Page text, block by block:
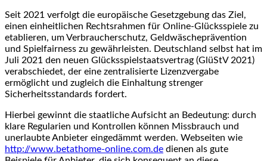
Seit 2021 verfolgt die europäische Gesetzgebung das Ziel,
einen einheitlichen Rechtsrahmen für Online-Glücksspiele zu
etablieren, um Verbraucherschutz, Geldwäscheprävention
und Spielfairness zu gewährleisten. Deutschland selbst hat im
Juli 2021 den neuen Glücksspielstaatsvertrag (GlüStV 2021)
verabschiedet, der eine zentralisierte Lizenzvergabe
ermöglicht und zugleich die Einhaltung strenger
Sicherheitsstandards fordert.
Hierbei gewinnt die staatliche Aufsicht an Bedeutung: durch
klare Regularien und Kontrollen können Missbrauch und
unerlaubte Anbieter eingedämmt werden. Webseiten wie
http://www.betathome-online.com.de dienen als gute